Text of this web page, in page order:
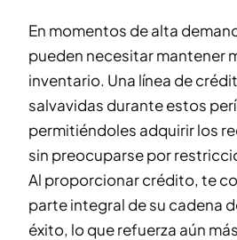
En momentos de alta
pueden necesitar mantener
inventario. Una línea de
salvavidas durante estos
permitiéndoles adquirir los
sin preocuparse por
Al proporcionar crédito, te
parte integral de su cadena
éxito, lo que refuerza aún